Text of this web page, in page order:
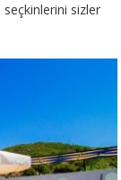
seçkinlerini sizler